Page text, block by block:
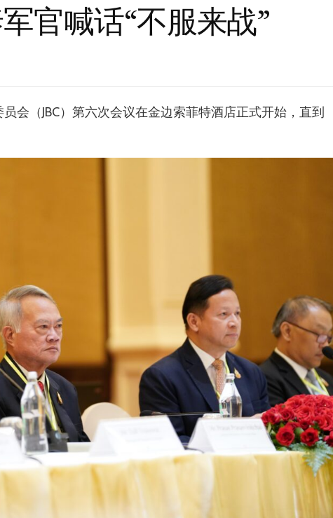
官喊话“不服来战”
会（JBC）第六次会议在金边索菲特酒店正式开始，直到